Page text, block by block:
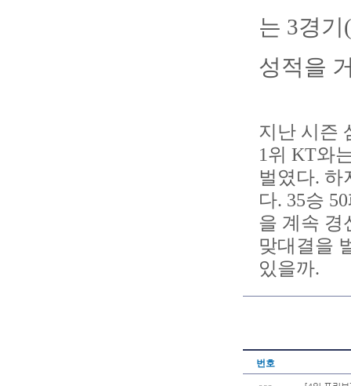
는 3경
성적을
지난 시즌
1위 KT와
벌였다. 하
다. 35승
을 계속 경
맞대결을
있을까.
번호